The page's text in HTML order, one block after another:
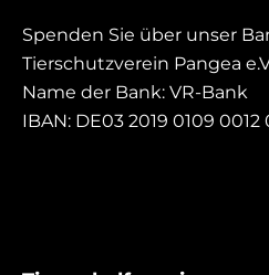
Spenden Sie über unser
Tierschutzverein Pangea
Name der Bank: VR-Bank
IBAN: DE03 2019 0109 0012